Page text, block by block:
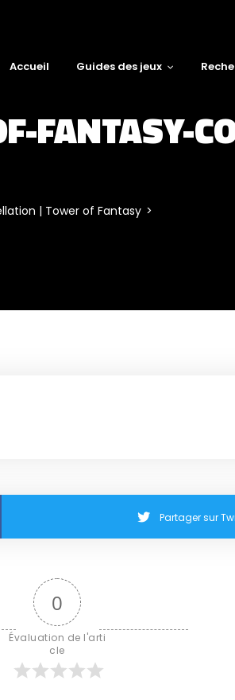
Accueil Guides des jeux
FANTASY-
| Tower of Fantasy
Partager sur
0
Évaluation de l'arti
cle